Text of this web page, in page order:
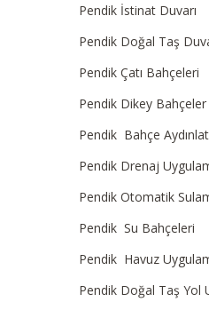
Pendik İstinat Duvarı
Pendik Doğal Taş
Pendik Çatı Bahçeleri
Pendik Dikey Bahçeler
Pendik Bahçe
Pendik Drenaj
Pendik Otomatik
Pendik Su Bahçeleri
Pendik Havuz
Pendik Doğal Taş Yol